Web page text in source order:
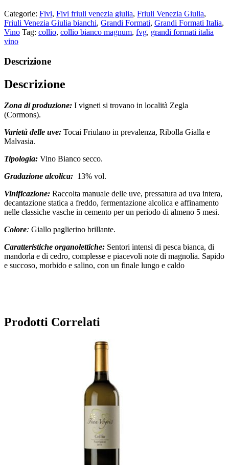
Categorie: Fivi, Fivi friuli venezia giulia, Friuli Venezia Giulia,
Friuli Venezia Giulia bianchi, Grandi Formati, Grandi Formati Italia,
Vino Tag: collio, collio bianco magnum, fvg, grandi formati italia
vino
Descrizione
Descrizione
Zona di produzione: I vigneti si trovano in località Zegla
(Cormons).
Varietà delle uve: Tocai Friulano in prevalenza, Ribolla Gialla e
Malvasia.
Tipologia: Vino Bianco secco.
Gradazione alcolica: 13% vol.
Vinificazione: Raccolta manuale delle uve, pressatura ad uva intera,
decantazione statica a freddo, fermentazione alcolica e affinamento
nelle classiche vasche in cemento per un periodo di almeno 5 mesi.
Colore: Giallo paglierino brillante.
Caratteristiche organolettiche: Sentori intensi di pesca bianca, di
mandorla e di cedro, complesse e piacevoli note di magnolia. Sapido
e succoso, morbido e salino, con un finale lungo e caldo
Prodotti Correlati